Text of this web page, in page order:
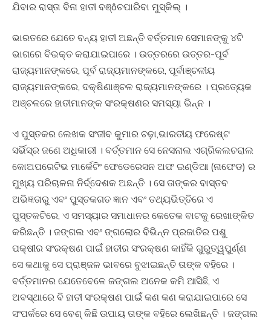
ଯିବାର ରାସ୍ତା ବିନା ହାତୀ ବଞ୍ôଚପାରିବା ମୁସ୍କିଲ୍‍ ।
ଭାରତରେ ଯେତେ ବନ୍ୟ ହାତୀ ଅଛନ୍ତି ବର୍ତ୍ତମାନ ସେମାନଙ୍କୁ ୪ଟି
ଭାଗରେ ବିଭକ୍ତ କରାଯାଇପାରେ । ଉତ୍ତରରେ ଉତ୍ତର-ପୂର୍ବ
ରାଜ୍ୟମାନଙ୍କରେ, ପୂର୍ବ ରାଜ୍ୟମାନଙ୍କରେ, ପୂର୍ବାଞ୍ଚଳୀୟ
ରାଜ୍ୟମାନଙ୍କରେ, ଦକ୍ଷିଣାଞ୍ଚଳ ରାଜ୍ୟମାନଙ୍କରେ । ପ୍ରତ୍ୟେକ
ଅଞ୍ଚଳରେ ହାତୀମାନଙ୍କ ସଂରକ୍ଷଣର ସମସ୍ୟା ଭିନ୍ନ ।
ଏ ପୁସ୍ତକର ଲେଖକ ସଂଜୀବ କୁମାର ଚଢ଼ା,ଭାରତୀୟ ଫରେଷ୍ଟ
ସର୍ଭିସ୍‍ର ଜଣେ ଅଧିକାରୀ । ବର୍ତ୍ତମାନ ସେ ନେସନାଲ ଏଗ୍ରିକଲଚରାଲ
କୋଅପରେଟିଭ ମାର୍କେଟିଂ ଫେଡେରେସନ ଅଫ ଇଣ୍ଡିଆ (ନାଫେଡ) ର
ମୁଖ୍ୟ ପରିଚାଳନା ନିର୍ଦ୍ଦେଶକ ଅଛନ୍ତି । ସେ ତାଙ୍କର ବାସ୍ତବ
ଅଭିଜ୍ଞତାରୁ ଏବଂ ପୁସ୍ତକଗତ ଜ୍ଞାନ ଏବଂ ତଥ୍ୟଭିତ୍ତିରେ ଏ
ପୁସ୍ତକଟିରେ, ଏ ସମସ୍ୟାର ସମାଧାନର କେତେକ ବାଟକୁ ରେଖାଙ୍କିତ
କରିଛନ୍ତି । ଜଙ୍ଗଲ ଏବଂ ଙ୍ଗଲୋର ବିଭିନ୍ନ ପ୍ରଜାତିର ପଶୁ
ପକ୍ଷୀର ସଂରକ୍ଷଣ ପାଇଁ ହାତୀର ସଂରକ୍ଷଣ କାହିଁକି ଗୁରୁତ୍ୱପୁର୍ଣ୍ଣ
ସେ କଥାକୁ ସେ ପ୍ରାଞ୍ଜଳ ଭାବରେ ବୁଝାଇଛନ୍ତି ତାଙ୍କ ବହିରେ ।
ବର୍ତ୍ତମାନର ଯେତେବେଳେ ଜଙ୍ଗଲ ଅନେକ କମି ଆସିଛି, ଏ
ଅବସ୍ଥାରେ ବି ହାତୀ ସଂରକ୍ଷଣ ପାଇଁ କଣ କଣ କରାଯାଇପାରେ ସେ
ସଂପର୍କରେ ସେ ବେଶ୍‍ କିଛି ଉପାୟ ତାଙ୍କ ବହିରେ ଲେଖିଛନ୍ତି । ଜଙ୍ଗଲ